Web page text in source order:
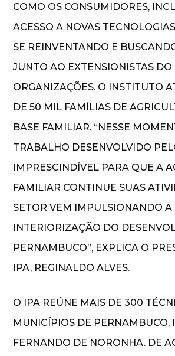
COMO OS CONSUMIDORES,
ACESSO A NOVAS
SE REINVENTANDO E
JUNTO AO EXTENSIONISTAS DO
ORGANIZAÇÕES. O INSTITUTO
DE 50 MIL FAMÍLIAS DE
BASE FAMILIAR. “NESSE
TRABALHO DESENVOLVIDO
IMPRESCINDÍVEL PARA QUE A
FAMILIAR CONTINUE SUAS
SETOR VEM IMPULSIONANDO A
INTERIORIZAÇÃO DO
PERNAMBUCO”, EXPLICA O
IPA, REGINALDO ALVES.
O IPA REÚNE MAIS DE 300
MUNICÍPIOS DE PERNAMBUCO,
FERNANDO DE NORONHA. DE